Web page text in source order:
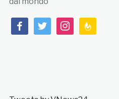
facebooktwitterinstagramfeedburner